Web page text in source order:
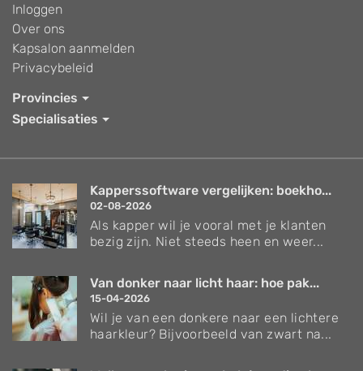
Inloggen
Over ons
Kapsalon aanmelden
Privacybeleid
Provincies
Specialisaties
Kapperssoftware vergelijken: boekho...
02-08-2026
Als kapper wil je vooral met je klanten
bezig zijn. Niet steeds heen en weer...
Van donker naar licht haar: hoe pak...
15-04-2026
Wil je van een donkere naar een lichtere
haarkleur? Bijvoorbeeld van zwart na...